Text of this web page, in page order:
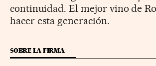
continuidad. El mejor vino de
hacer esta generación.
SOBRE LA FIRMA